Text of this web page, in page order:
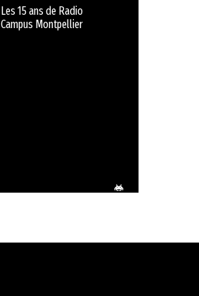
Les 15 ans de Radio
Campus Montpellier